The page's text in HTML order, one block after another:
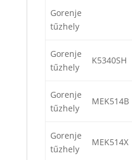
Gorenje
tűzhely
Gorenje
tűzhely
K5340SH
Gorenje
tűzhely
MEK514B
Gorenje
tűzhely
MEK514X